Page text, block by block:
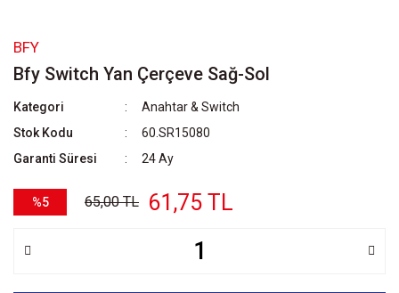
BFY
Bfy Switch Yan Çerçeve Sağ-Sol
Kategori
Anahtar & Switch
Stok Kodu
60.SR15080
Garanti Süresi
24 Ay
%5 65,00 TL 61,75 TL